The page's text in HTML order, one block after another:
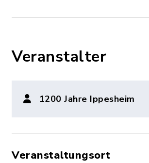
Veranstalter
1200 Jahre Ippesheim
Veranstaltungsort